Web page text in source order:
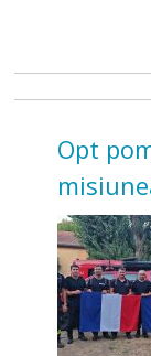
Opt
incendii